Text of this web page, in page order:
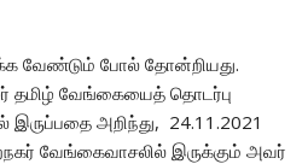
வேண்டும் போல் தோன்றியது.
தமிழ் வேங்கையைத் தொடர்பு
அறிந்து, 24.11.2021
வேங்கைவாசலில் இருக்கும் அவர்